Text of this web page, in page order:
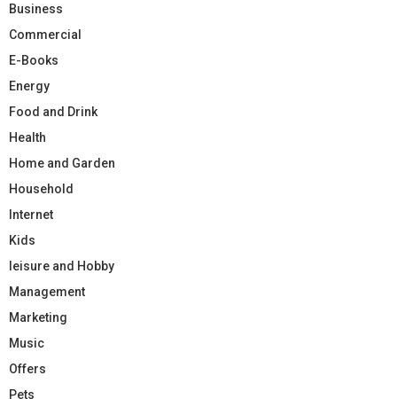
Business
Commercial
E-Books
Energy
Food and Drink
Health
Home and Garden
Household
Internet
Kids
leisure and Hobby
Management
Marketing
Music
Offers
Pets